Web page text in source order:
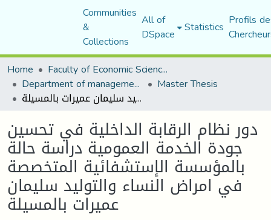
Communities
&
Collections
All of
DSpace Statistics Profils
Home
Faculty of Economic Sciences, Commerce and Management Sciences
Department of management sciences Master Thesis
دور نظام الرقابة الداخلية في تحسين جودة الخدمة العمومية دراسة حالة بالمؤسسة الإستشفائية المتخصصة في امراض النساء والتوليد سليمان عميرات بالمسيلة
دور نظام الرقابة الداخلية في تحسين
جودة الخدمة العمومية دراسة حالة
بالمؤسسة الإستشفائية المتخصصة
في امراض النساء والتوليد سليمان
عميرات بالمسيلة